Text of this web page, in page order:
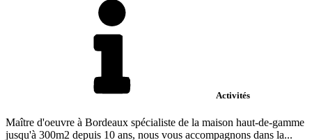
Activités
Maître d'oeuvre à Bordeaux spécialiste de la maison haut-de-gamme
jusqu'à 300m2 depuis 10 ans, nous vous accompagnons dans la...